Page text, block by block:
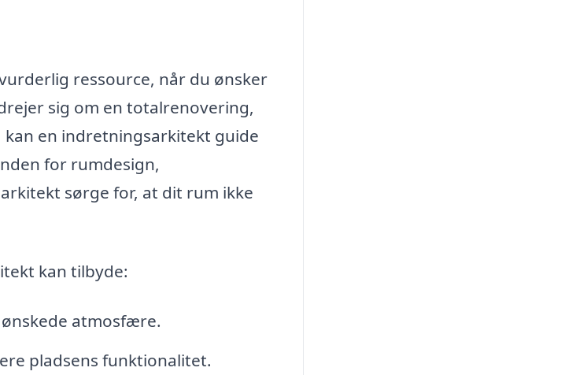
ressource, når du ønsker
sig om en totalrenovering,
en indretningsarkitekt guide
for rumdesign,
sørge for, at dit rum ikke
kan tilbyde:
atmosfære.
pladsens funktionalitet.